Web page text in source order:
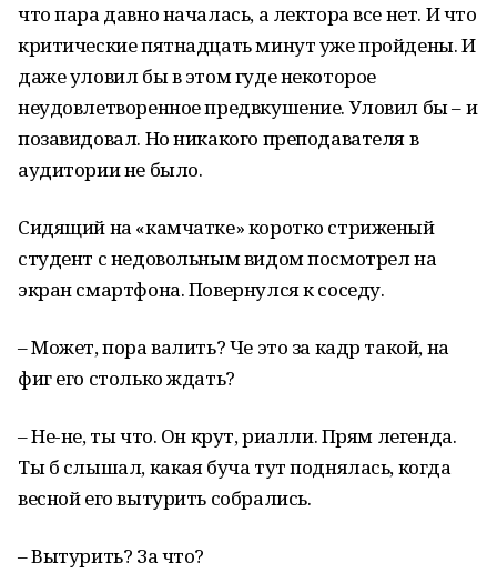
что пара давно началась, а лектора все нет. И что
критические пятнадцать минут уже пройдены. И
даже уловил бы в этом гуде некоторое
неудовлетворенное предвкушение. Уловил бы – и
позавидовал. Но никакого преподавателя в
аудитории не было.
Сидящий на «камчатке» коротко стриженый
студент с недовольным видом посмотрел на
экран смартфона. Повернулся к соседу.
– Может, пора валить? Че это за кадр такой, на
фиг его столько ждать?
– Не-не, ты что. Он крут, риалли. Прям легенда.
Ты б слышал, какая буча тут поднялась, когда
весной его вытурить собрались.
– Вытурить? За что?